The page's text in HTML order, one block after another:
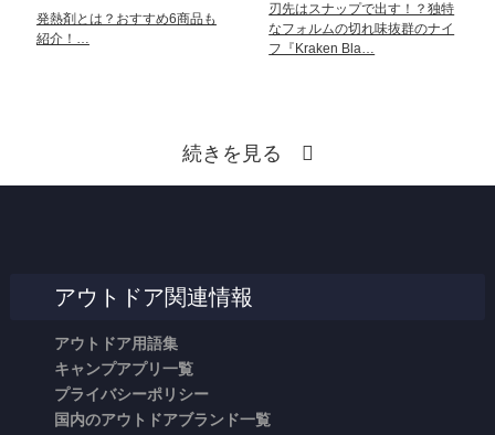
発熱剤とは？おすすめ6商品も
紹介！…
刃先はスナップで出す！？独特
なフォルムの切れ味抜群のナイ
フ『Kraken Bla…
続きを見る
アウトドア関連情報
アウトドア用語集
キャンプアプリ一覧
プライバシーポリシー
国内のアウトドアブランド一覧